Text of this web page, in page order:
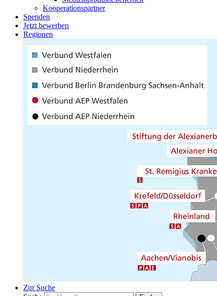
Kooperationspartner
Spenden
Jetzt bewerben
Regionen
Zur Suche